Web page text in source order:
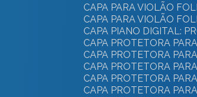
CAPA PARA VIOLÃO
CAPA PARA VIOLÃO
CAPA PIANO DIGITAL:
CAPA PROTETORA
CAPA PROTETORA
CAPA PROTETORA
CAPA PROTETORA
CAPA PROTETORA